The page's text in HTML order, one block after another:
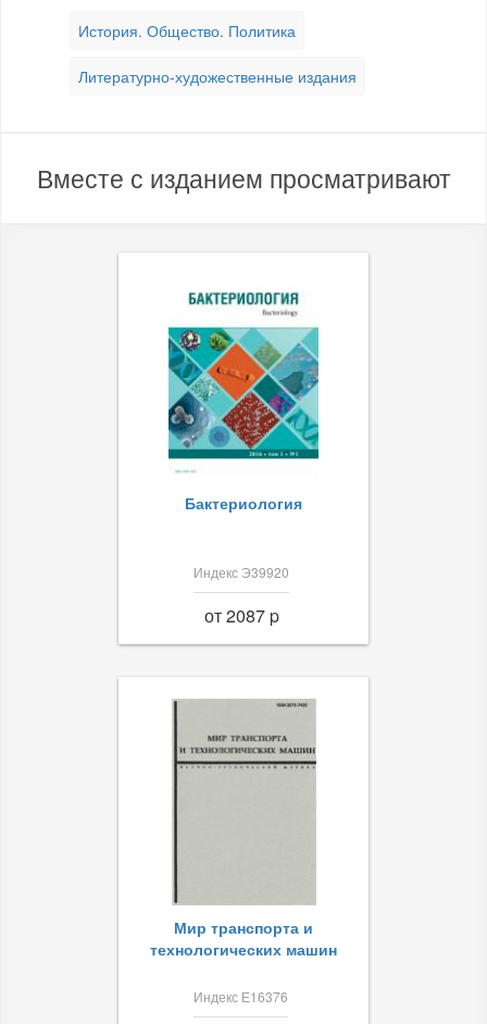
История. Общество. Политика
Литературно-художественные издания
Вместе с изданием просматривают
Бактериология
Индекс Э39920
от 2087 p
Мир транспорта и
технологических машин
Индекс Е16376